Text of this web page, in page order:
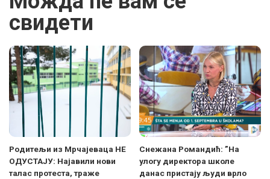
свидети
Родитељи из Мрчајеваца НЕ
ОДУСТАЈУ: Најавили нови
талас протеста, траже
Снежана Романдић: ”На
улогу директора школе
данас пристају људи врло